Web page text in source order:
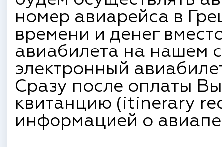
номер авиарейса в
времени и денег
авиабилета на нашем
электронный
Сразу после оплаты
квитанцию (itinerary
информацией о